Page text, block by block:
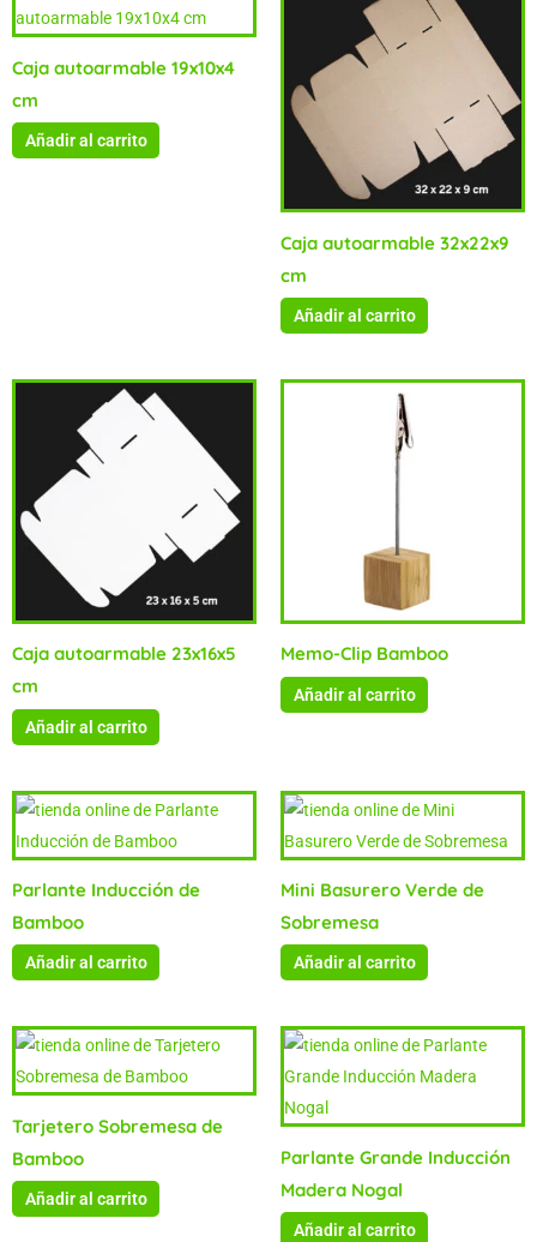
Caja autoarmable 19x10x4
cm
Añadir al carrito
Caja autoarmable 32x22x9
cm
Añadir al carrito
Caja autoarmable 23x16x5
cm
Añadir al carrito
Memo-Clip Bamboo
Añadir al carrito
Parlante Inducción de
Bamboo
Añadir al carrito
Mini Basurero Verde de
Sobremesa
Añadir al carrito
Tarjetero Sobremesa de
Bamboo
Añadir al carrito
Parlante Grande Inducción
Madera Nogal
Añadir al carrito